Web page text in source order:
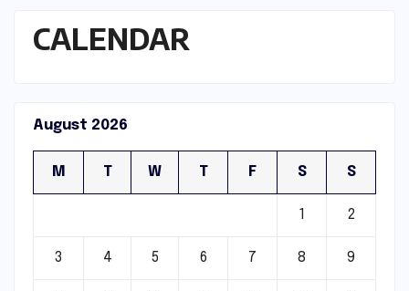
CALENDAR
August 2026
M T W T F S S
1 2
3 4 5 6 7 8 9